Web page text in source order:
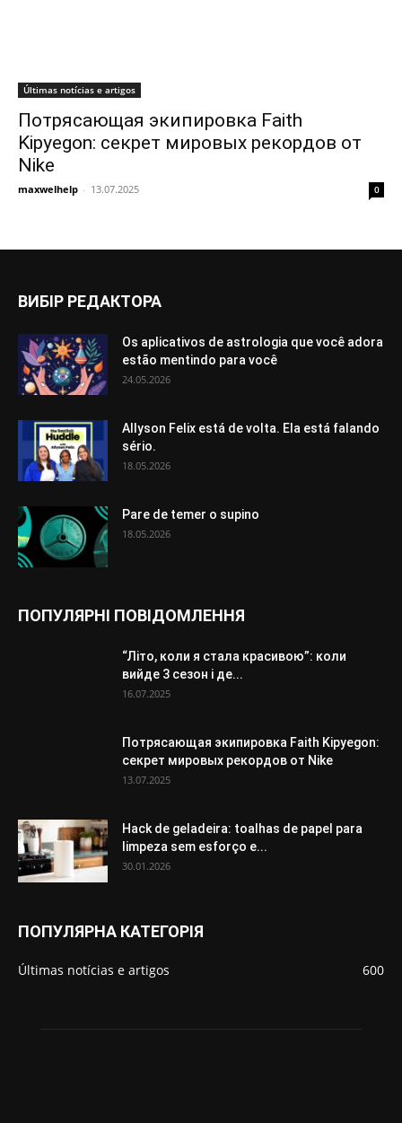
Últimas notícias e artigos
Потрясающая экипировка Faith
Kipyegon: секрет мировых рекордов от
Nike
maxwelhelp - 13.07.2025 0
ВИБІР РЕДАКТОРА
Os aplicativos de astrologia que você adora
estão mentindo para você
24.05.2026
Allyson Felix está de volta. Ela está falando
sério.
18.05.2026
Pare de temer o supino
18.05.2026
ПОПУЛЯРНІ ПОВІДОМЛЕННЯ
“Літо, коли я стала красивою”: коли
вийде 3 сезон і де...
16.07.2025
Потрясающая экипировка Faith Kipyegon:
секрет мировых рекордов от Nike
13.07.2025
Hack de geladeira: toalhas de papel para
limpeza sem esforço e...
30.01.2026
ПОПУЛЯРНА КАТЕГОРІЯ
Últimas notícias e artigos 600